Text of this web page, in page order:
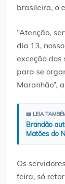
brasileira, o
“Atenção,
dia 13,
exceção dos
para se
Maranhão”,
📖 LEIA
Brandão
Matões do
Os
feira, só